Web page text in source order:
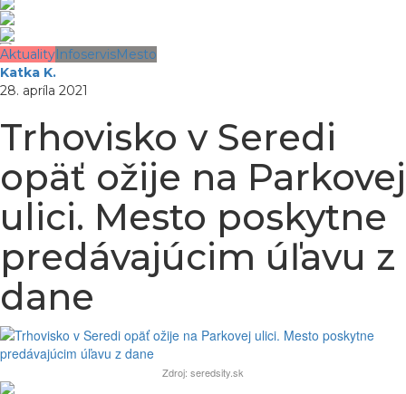
AktualityInfoservisMesto
Katka K.
28. apríla 2021
Trhovisko v Seredi
opäť ožije na Parkovej
ulici. Mesto poskytne
predávajúcim úľavu z
dane
Zdroj: seredsity.sk